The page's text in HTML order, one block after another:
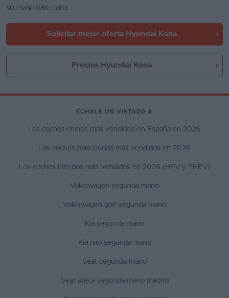
su rival más claro.
Solicitar mejor oferta Hyundai Kona
Precios Hyundai Kona
ÉCHALE UN VISTAZO A
Los coches chinos más vendidos en España en 2026
Los coches para ciudad más vendidos en 2026
Los coches híbridos más vendidos en 2026 (HEV y PHEV)
Volkswagen segunda mano
Volkswagen golf segunda mano
Kia segunda mano
Kia niro segunda mano
Seat segunda mano
Seat ateca segunda mano madrid